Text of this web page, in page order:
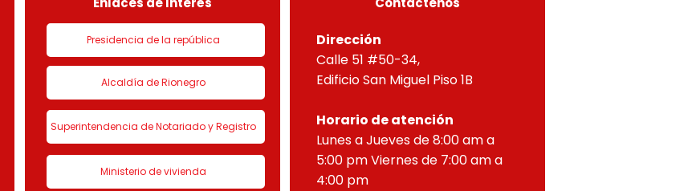
Presidencia de la república
Alcaldía de Rionegro
Superintendencia de Notariado y Registro
Ministerio de vivienda
Dirección
Calle 51 #50-34,
Edificio San Miguel Piso 1B
Horario de atención
Lunes a Jueves de 8:00 am a
5:00 pm Viernes de 7:00 am a
4:00 pm